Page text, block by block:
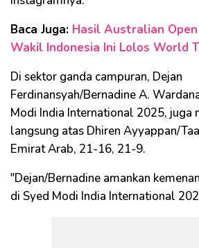
Baca Juga: Hasil Australian
Wakil Indonesia Ini Lolos World
Di sektor ganda campuran, Dejan
Ferdinansyah/Bernadine A.
Modi India International 2025, juga
langsung atas Dhiren Ayyappan/
Emirat Arab, 21-16, 21-9.
"Dejan/Bernadine amankan
di Syed Modi India International